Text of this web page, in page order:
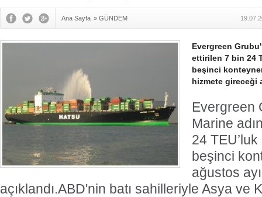
Ana Sayfa » GÜNDEM
Evergreen
ettirilen 7 bin 24
beşinci
hizmete gireceği
Evergreen
Marine
24
beşinci
ağustos
açıklandı.ABD'nin batı sahilleriyle Asya ve